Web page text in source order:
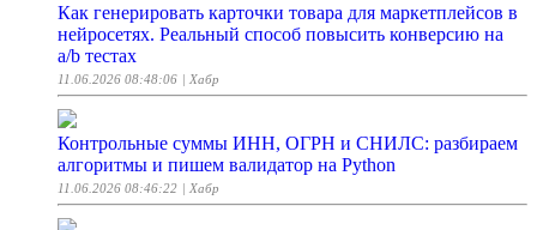
Как генерировать карточки товара для маркетплейсов в
нейросетях. Реальный способ повысить конверсию на
a/b тестах
11.06.2026 08:48:06 | Хабр
Контрольные суммы ИНН, ОГРН и СНИЛС: разбираем
алгоритмы и пишем валидатор на Python
11.06.2026 08:46:22 | Хабр